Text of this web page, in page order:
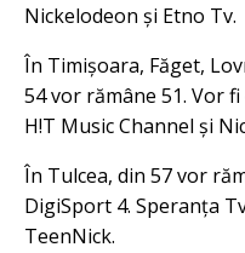
Nickelodeon și Etno Tv.
În Timișoara, Făget,
54 vor rămâne 51. Vor
H!T Music Channel și
În Tulcea, din 57 vor
DigiSport 4. Speranța
TeenNick.